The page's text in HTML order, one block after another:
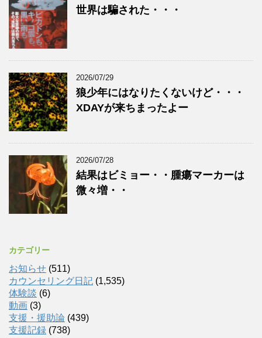
世界は騙された・・・
2026/07/29
狼少年にはなりたくないけど・・・
XDAYが来ちまったよー
2026/07/28
結果はビミョー・・腫瘍マーカーは
微々増・・
カテゴリー
お知らせ (511)
カウンセリング日記 (1,535)
体験談 (6)
動画 (3)
支援・援助論 (439)
支援記録 (738)